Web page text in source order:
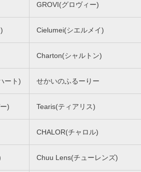
GROVI(グロヴィー)
Cielumei(シエルメイ)
Charton(シャルトン)
ート) せかいのふるーりー
) Tearis(ティアリス)
CHALOR(チャロル)
Chuu Lens(チューレンズ)